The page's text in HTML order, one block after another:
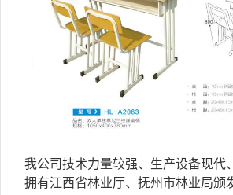
我公司技术力量较强、生产设备现代
拥有江西省林业厅、抚州市林业局颁